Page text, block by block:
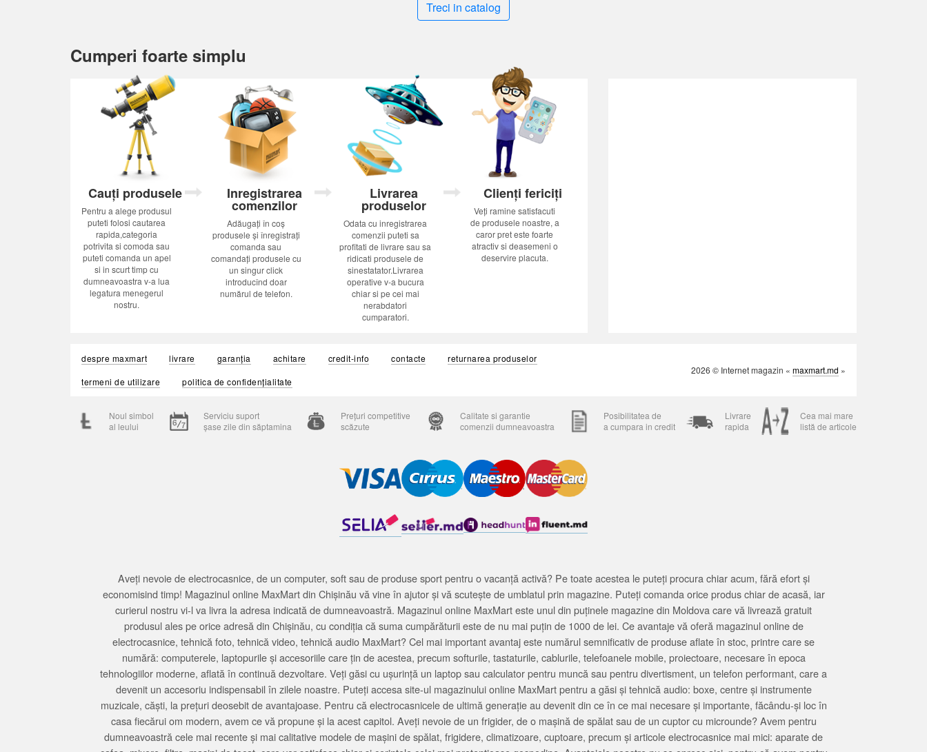
Treci in catalog
Cumperi foarte simplu
Cauți produsele
Pentru a alege produsul
puteti folosi cautarea
rapida,categoria
potrivita si comoda sau
puteti comanda un apel
si in scurt timp cu
dumneavoastra v-a lua
legatura menegerul
nostru.
Inregistrarea
comenzilor
Adăugați în coș
produsele și înregistrați
comanda sau
comandați produsele cu
un singur click
introducînd doar
numărul de telefon.
Livrarea
produselor
Odata cu inregistrarea
comenzii puteti sa
profitati de livrare sau sa
ridicati produsele de
sinestatator.Livrarea
operative v-a bucura
chiar si pe cei mai
nerabdatori
cumparatori.
Clienți fericiți
Veți ramine satisfacuti
de produsele noastre, a
caror pret este foarte
atractiv si deasemeni o
deservire placuta.
despre maxmart livrare garanția achitare credit-info contacte
returnarea produselor
termeni de utilizare
politica de confidențialitate
2026 © Internet magazin « maxmart.md »
Noul simbol
al leului
Serviciu suport
șase zile din săptamina
Prețuri competitive
scăzute
Calitate si garantie
comenzii dumneavoastra
Posibilitatea de
a cumpara in credit
Livrare
rapida
Cea mai mare
listă de articole
Aveți nevoie de electrocasnice, de un computer, soft sau de produse sport pentru o vacanță activă? Pe toate acestea le puteți procura chiar acum, fără efort și
economisind timp! Magazinul online MaxMart din Chișinău vă vine în ajutor și vă scutește de umblatul prin magazine. Puteți comanda orice produs chiar de acasă, iar
curierul nostru vi-l va livra la adresa indicată de dumneavoastră. Magazinul online MaxMart este unul din puținele magazine din Moldova care vă livrează gratuit
produsul ales pe orice adresă din Chișinău, cu condiția că suma cumpărăturii este de nu mai puțin de 1000 de lei. Ce avantaje vă oferă magazinul online de
electrocasnice, tehnică foto, tehnică video, tehnică audio MaxMart? Cel mai important avantaj este numărul semnificativ de produse aflate în stoc, printre care se
numără: computerele, laptopurile și accesoriile care țin de acestea, precum softurile, tastaturile, cablurile, telefoanele mobile, proiectoare, necesare în epoca
tehnologiilor moderne, aflată în continuă dezvoltare. Veți găsi cu ușurință un laptop sau calculator pentru muncă sau pentru divertisment, un telefon performant, care a
devenit un accesoriu indispensabil în zilele noastre. Puteți accesa site-ul magazinului online MaxMart pentru a găsi și tehnică audio: boxe, centre și instrumente
muzicale, căști, la prețuri deosebit de avantajoase. Pentru că electrocasnicele de ultimă generație au devenit din ce în ce mai necesare și importante, făcându-și loc în
casa fiecărui om modern, avem ce vă propune și la acest capitol. Aveți nevoie de un frigider, de o mașină de spălat sau de un cuptor cu microunde? Avem pentru
dumneavoastră cele mai recente și mai calitative modele de mașini de spălat, frigidere, climatizoare, cuptoare, precum și articole electrocasnice mai mici: aparate de